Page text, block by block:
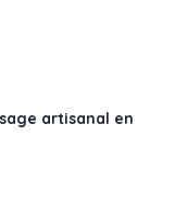
artisanal en